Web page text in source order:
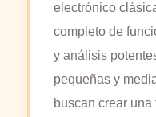
electrónico
completo de
y análisis
pequeñas y
buscan crear